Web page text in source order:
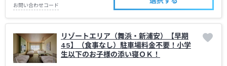
お問い合わせコード
リゾートエリア（舞浜・新浦安）【早期
45】（食事なし）駐車場料金不要！小学
生以下のお子様の添い寝ＯＫ！